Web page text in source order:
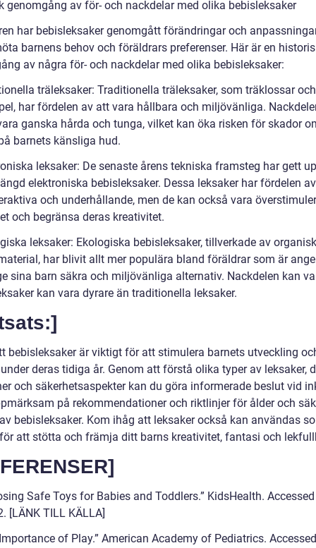
genomgång av för- och nackdelar med olika bebisleksaker
har bebisleksaker genomgått förändringar och
barnens behov och föräldrars preferenser. Här är en
av några för- och nackdelar med olika bebisleksaker:
träleksaker: Traditionella träleksaker, som träklossar och
har fördelen av att vara hållbara och miljövänliga.
ganska hårda och tunga, vilket kan öka risken för skador
barnets känsliga hud.
leksaker: De senaste årens tekniska framsteg har gett
elektroniska bebisleksaker. Dessa leksaker har fördelen
och underhållande, men de kan också vara
och begränsa deras kreativitet.
leksaker: Ekologiska bebisleksaker, tillverkade av
har blivit allt mer populära bland föräldrar som är
sina barn säkra och miljövänliga alternativ. Nackdelen kan
kan vara dyrare än traditionella leksaker.
bebisleksaker är viktigt för att stimulera barnets utveckling
deras tidiga år. Genom att förstå olika typer av leksaker,
och säkerhetsaspekter kan du göra informerade beslut vid
på rekommendationer och riktlinjer för ålder och
bebisleksaker. Kom ihåg att leksaker också kan användas
att stötta och främja ditt barns kreativitet, fantasi och
Safe Toys for Babies and Toddlers.” KidsHealth.
[LÄNK TILL KÄLLA]
of Play.” American Academy of Pediatrics.